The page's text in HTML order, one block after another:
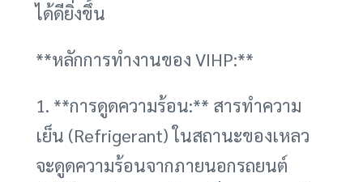
ได้ดียิ่งขึ้น
**หลักการทำงานของ VIHP:**
1. **การดูดความร้อน:** สารทำความ
เย็น (Refrigerant) ในสถานะของเหลว
จะดูดความร้อนจากภายนอกรถยนต์